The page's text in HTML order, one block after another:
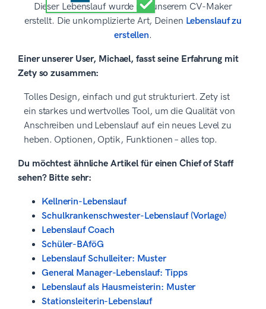
Dieser Lebenslauf wurde mit unserem CV-Maker
erstellt. Die unkomplizierte Art, Deinen Lebenslauf zu
erstellen.
Einer unserer User, Michael, fasst seine Erfahrung mit
Zety so zusammen:
Tolles Design, einfach und gut strukturiert. Zety ist
ein starkes und wertvolles Tool, um die Qualität von
Anschreiben und Lebenslauf auf ein neues Level zu
heben. Optionen, Optik, Funktionen – alles top.
Du möchtest ähnliche Artikel für einen Chief of Staff
sehen? Bitte sehr:
Kellnerin-Lebenslauf
Schulkrankenschwester-Lebenslauf (Vorlage)
Lebenslauf Coach
Schüler-BAföG
Lebenslauf Schulleiter: Muster
General Manager-Lebenslauf: Tipps
Lebenslauf als Hausmeisterin: Muster
Stationsleiterin-Lebenslauf